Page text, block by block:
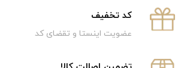
كد تخفيف
عضویت اینستا و تقضای کد